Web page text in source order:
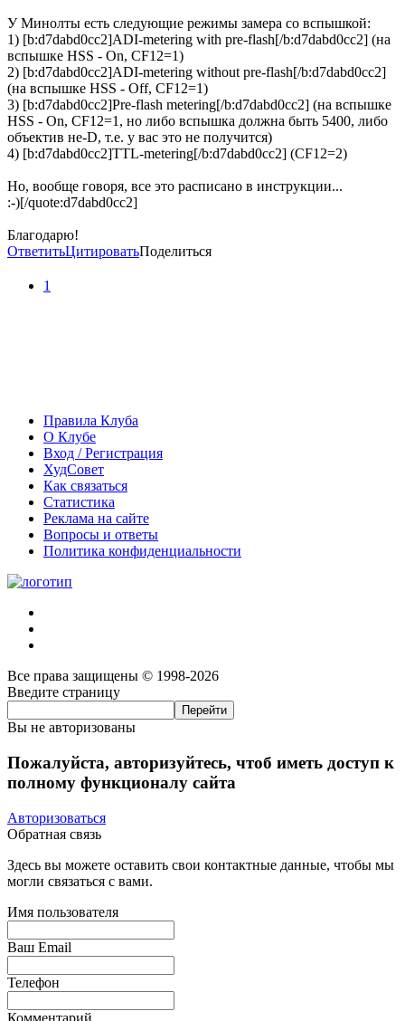
У Минолты есть следующие режимы замера со вспышкой:
1) [b:d7dabd0cc2]ADI-metering with pre-flash[/b:d7dabd0cc2] (на
вспышке HSS - On, СF12=1)
2) [b:d7dabd0cc2]ADI-metering without pre-flash[/b:d7dabd0cc2]
(на вспышке HSS - Off, СF12=1)
3) [b:d7dabd0cc2]Pre-flash metering[/b:d7dabd0cc2] (на вспышке
HSS - On, СF12=1, но либо вспышка должна быть 5400, либо
объектив не-D, т.е. у вас это не получится)
4) [b:d7dabd0cc2]TTL-metering[/b:d7dabd0cc2] (СF12=2)
Но, вообще говоря, все это расписано в инструкции...
:-)[/quote:d7dabd0cc2]
Благодарю!
ОтветитьЦитироватьПоделиться
1
Правила Клуба
О Клубе
Вход / Регистрация
ХудСовет
Как связаться
Статистика
Реклама на сайте
Вопросы и ответы
Политика конфиденциальности
Все права защищены © 1998-2026
Введите страницу
Вы не авторизованы
Пожалуйста, авторизуйтесь, чтоб иметь доступ к
полному функционалу сайта
Авторизоваться
Обратная связь
Здесь вы можете оставить свои контактные данные, чтобы мы
могли связаться с вами.
Имя пользователя
Ваш Email
Телефон
Комментарий